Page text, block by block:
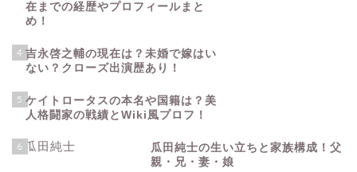
在までの経歴やプロフィールまと
め！
4 吉永啓之輔の現在は？未婚で嫁はい
ない？クローズ出演歴あり！
5 ケイトロータスの本名や国籍は？美
人格闘家の戦績とWiki風プロフ！
6
瓜田純士の生い立ちと家族構成！父
親・兄・妻・娘